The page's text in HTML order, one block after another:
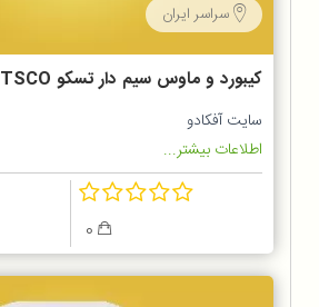
سراسر ایران
کیبورد و ماوس سیم دار تسکو TSCO
TKM 8050
سایت آفکادو
اطلاعات بیشتر...